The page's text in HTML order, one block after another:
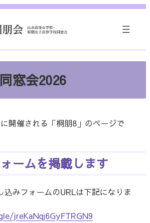
窓会2026
開催される「桐朋8」のページで
ームを掲載します
込みフォームのURLは下記になりま
jreKaNqj6GyFTRGN9